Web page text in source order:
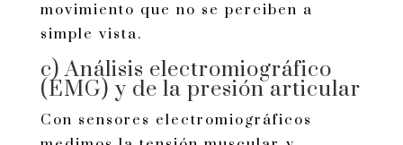
movimiento que no se perciben a
simple vista.
c) Análisis electromiográfico
(EMG) y de la presión articular
Con sensores electromiográficos